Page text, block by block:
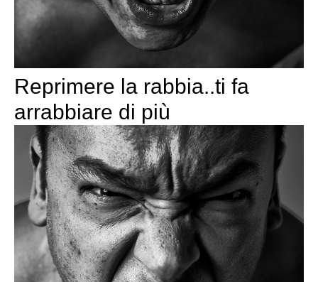
Reprimere la rabbia..ti fa
arrabbiare di più